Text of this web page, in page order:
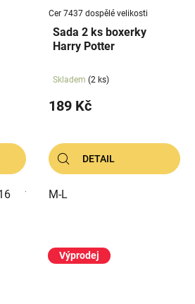
122-128
Cer 7437 dospělé velikosti
Sada 2 ks boxerky
Harry Potter
Skladem (2 ks)
189 Kč
DETAIL
M-L
Výprodej